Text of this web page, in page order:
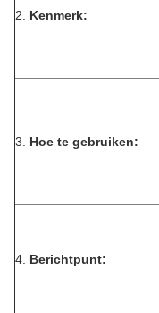
2. Kenmerk:
3. Hoe te gebruiken:
4. Berichtpunt: